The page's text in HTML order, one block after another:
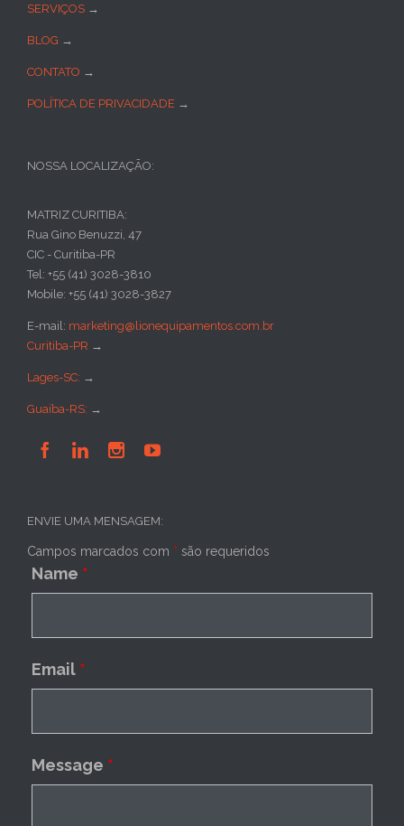
SERVIÇOS →
BLOG →
CONTATO →
POLÍTICA DE PRIVACIDADE →
NOSSA LOCALIZAÇÃO:
MATRIZ CURITIBA:
Rua Gino Benuzzi, 47
CIC - Curitiba-PR
Tel: +55 (41) 3028-3810
Mobile: +55 (41) 3028-3827
E-mail: marketing@lionequipamentos.com.br
Curitiba-PR →
Lages-SC: →
Guaíba-RS: →
   
ENVIE UMA MENSAGEM:
Campos marcados com * são requeridos
Name *
Email *
Message *